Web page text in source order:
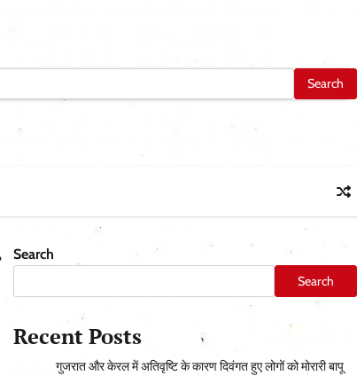
Search
Search
Recent Posts
गुजरात और केरल में अतिवृष्टि के कारण दिवंगत हुए लोगों को मोरारी बापू